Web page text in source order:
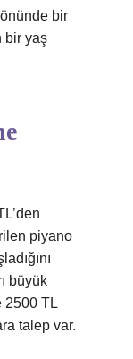
bir
bir yaş
piyano
büyük
2500 TL
talep var.